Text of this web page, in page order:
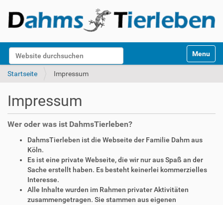
Website durchsuchen
k
Toggle
Startseite Impressum
Impressum
Wer oder was ist DahmsTierleben?
DahmsTierleben ist die Webseite der Familie Dahm aus
Köln.
Es ist eine private Webseite, die wir nur aus Spaß an der
Sache erstellt haben. Es besteht keinerlei kommerzielles
Interesse.
Alle Inhalte wurden im Rahmen privater Aktivitäten
zusammengetragen. Sie stammen aus eigenen